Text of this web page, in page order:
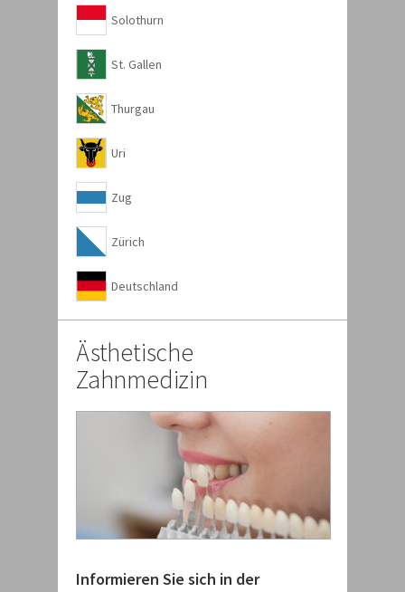
Solothurn
St. Gallen
Thurgau
Uri
Zug
Zürich
Deutschland
Ästhetische
Zahnmedizin
Informieren Sie sich in der